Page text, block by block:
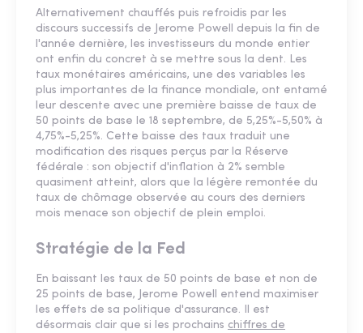
Alternativement chauffés puis refroidis par les
discours successifs de Jerome Powell depuis la fin de
l'année dernière, les investisseurs du monde entier
ont enfin du concret à se mettre sous la dent. Les
taux monétaires américains, une des variables les
plus importantes de la finance mondiale, ont entamé
leur descente avec une première baisse de taux de
50 points de base le 18 septembre, de 5,25%-5,50% à
4,75%-5,25%. Cette baisse des taux traduit une
modification des risques perçus par la Réserve
fédérale : son objectif d'inflation à 2% semble
quasiment atteint, alors que la légère remontée du
taux de chômage observée au cours des derniers
mois menace son objectif de plein emploi.
Stratégie de la Fed
En baissant les taux de 50 points de base et non de
25 points de base, Jerome Powell entend maximiser
les effets de sa politique d'assurance. Il est
désormais clair que si les prochains chiffres de